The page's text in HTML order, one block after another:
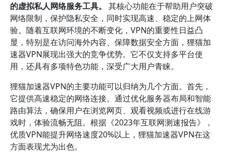
的虚拟私人网络服务工具。
其核心功能在于帮助用户突破
网络限制，保护隐私安全，同时实现高速、稳定的上网体
验。随着互联网环境的不断变化，VPN的重要性日益凸
显，特别是在访问海外内容、保障数据安全方面，狸猫加
速器VPN展现出强大的竞争优势。它不仅支持多平台使
用，还具有多项特色功能，深受广大用户青睐。
狸猫加速器VPN的主要功能可以归纳为几个方面。首先，
它提供高速稳定的网络连接。通过优化服务器布局和智能
路由算法，确保用户在浏览网页、观看视频或进行在线游
戏时，体验流畅无阻。根据《2023年互联网测速报告》，
优质VPN能提升网络速度20%以上，狸猫加速器VPN在这
方面表现尤为出色。